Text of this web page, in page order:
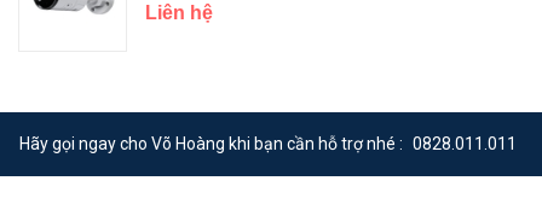
Liên hệ
Hãy gọi ngay cho Võ Hoàng khi bạn cần hỗ trợ nhé : 0828.011.011